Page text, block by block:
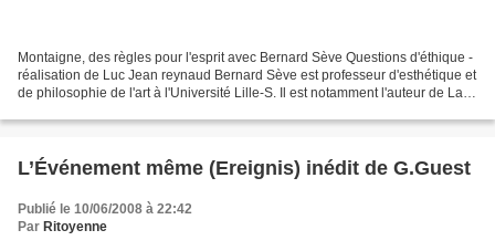
Montaigne, des règles pour l'esprit avec Bernard Sève Questions d'éthique -
réalisation de Luc Jean reynaud Bernard Sève est professeur d'esthétique et
de philosophie de l'art à l'Université Lille-S. Il est notamment l'auteur de La
L’Événement même (Ereignis) inédit de G.Guest
Publié le 10/06/2008 à 22:42
Par Ritoyenne